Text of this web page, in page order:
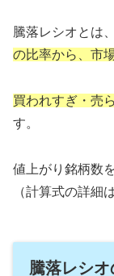
騰落レシオとは、
の比率から、市
買われすぎ・売
す。
値上がり銘柄数
（計算式の詳細
騰落レシ